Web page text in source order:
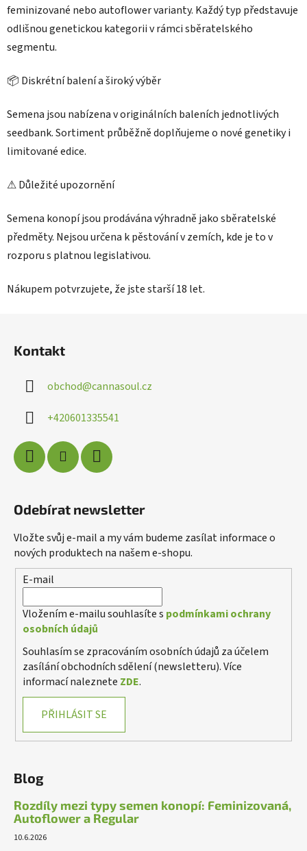
feminizované nebo autoflower varianty. Každý typ představuje
odlišnou genetickou kategorii v rámci sběratelského
segmentu.
📦 Diskrétní balení a široký výběr
Semena jsou nabízena v originálních baleních jednotlivých
seedbank. Sortiment průběžně doplňujeme o nové genetiky i
limitované edice.
⚠ Důležité upozornění
Semena konopí jsou prodávána výhradně jako sběratelské
předměty. Nejsou určena k pěstování v zemích, kde je to v
rozporu s platnou legislativou.
Nákupem potvrzujete, že jste starší 18 let.
Kontakt
obchod@cannasoul.cz
+420601335541
Odebírat newsletter
Vložte svůj e-mail a my vám budeme zasílat informace o
nových produktech na našem e-shopu.
E-mail
Vložením e-mailu souhlasíte s podmínkami ochrany
osobních údajů
Souhlasím se zpracováním osobních údajů za účelem
zasílání obchodních sdělení (newsletteru). Více
informací naleznete ZDE.
PŘIHLÁSIT SE
Blog
Rozdíly mezi typy semen konopí: Feminizovaná,
Autoflower a Regular
10.6.2026